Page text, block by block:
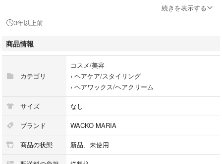
りした彩りと清涼感をプラスして、高級感のあるシトラス・アロマティッ
続きを表示する
3年以上前
商品情報
カテゴリ
コスメ/美容
› ヘアケア/スタイリング
› ヘアワックス/ヘアクリーム
サイズ なし
ブランド WACKO MARIA
商品の状態 新品、未使用